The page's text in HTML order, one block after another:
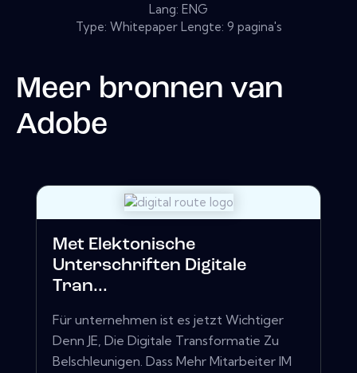
Lang: ENG
Type: Whitepaper Lengte: 9 pagina's
Meer bronnen van
Adobe
Met Elektonische
Unterschriften Digitale
Tran...
Für unternehmen ist es jetzt Wichtiger
Denn JE, Die Digitale Transformatie Zu
Belschleunigen. Dass Mehr Mitarbeiter IM